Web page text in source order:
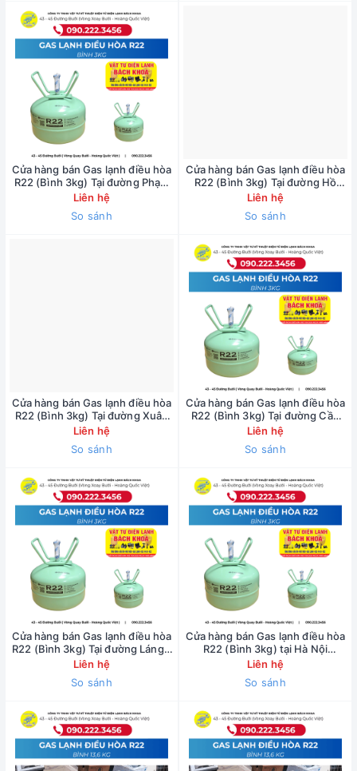
Cửa hàng bán Gas lạnh điều hòa
R22 (Bình 3kg) Tại đường Phạm
Văn Đồng - 0902223456
Liên hệ
So sánh
Cửa hàng bán Gas lạnh điều hòa
R22 (Bình 3kg) Tại đường Hồ
Tùng Mậu - 0902223456
Liên hệ
So sánh
Cửa hàng bán Gas lạnh điều hòa
R22 (Bình 3kg) Tại đường Xuân
Thủy - 0902223456
Liên hệ
So sánh
Cửa hàng bán Gas lạnh điều hòa
R22 (Bình 3kg) Tại đường Cầu
Giấy - 0902223456
Liên hệ
So sánh
Cửa hàng bán Gas lạnh điều hòa
R22 (Bình 3kg) Tại đường Láng -
0902223456
Liên hệ
So sánh
Cửa hàng bán Gas lạnh điều hòa
R22 (Bình 3kg) tại Hà Nội
0902223456
Liên hệ
So sánh